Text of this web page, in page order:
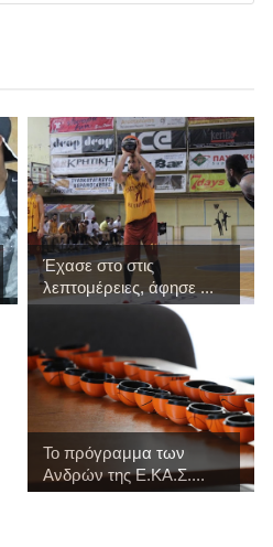
Έχασε στο στις
λεπτομέρειες, άφησε ...
Το πρόγραμμα των
Ανδρών της Ε.ΚΑ.Σ....